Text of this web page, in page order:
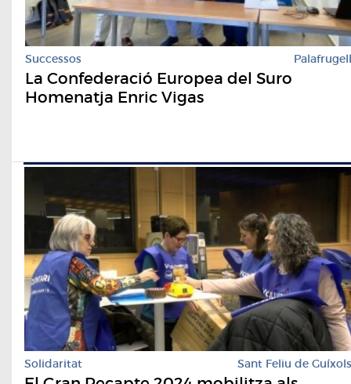
Successos Palafrugell
La Confederació Europea del Suro
Homenatja Enric Vigas
Solidaritat Sant Feliu de Guíxols